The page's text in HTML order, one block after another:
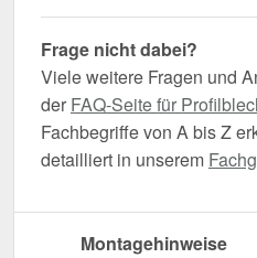
Frage nicht dabei?
Viele weitere Fragen und
der FAQ-Seite für
Fachbegriffe von A bis Z
detailliert in unserem
Montagehinweise